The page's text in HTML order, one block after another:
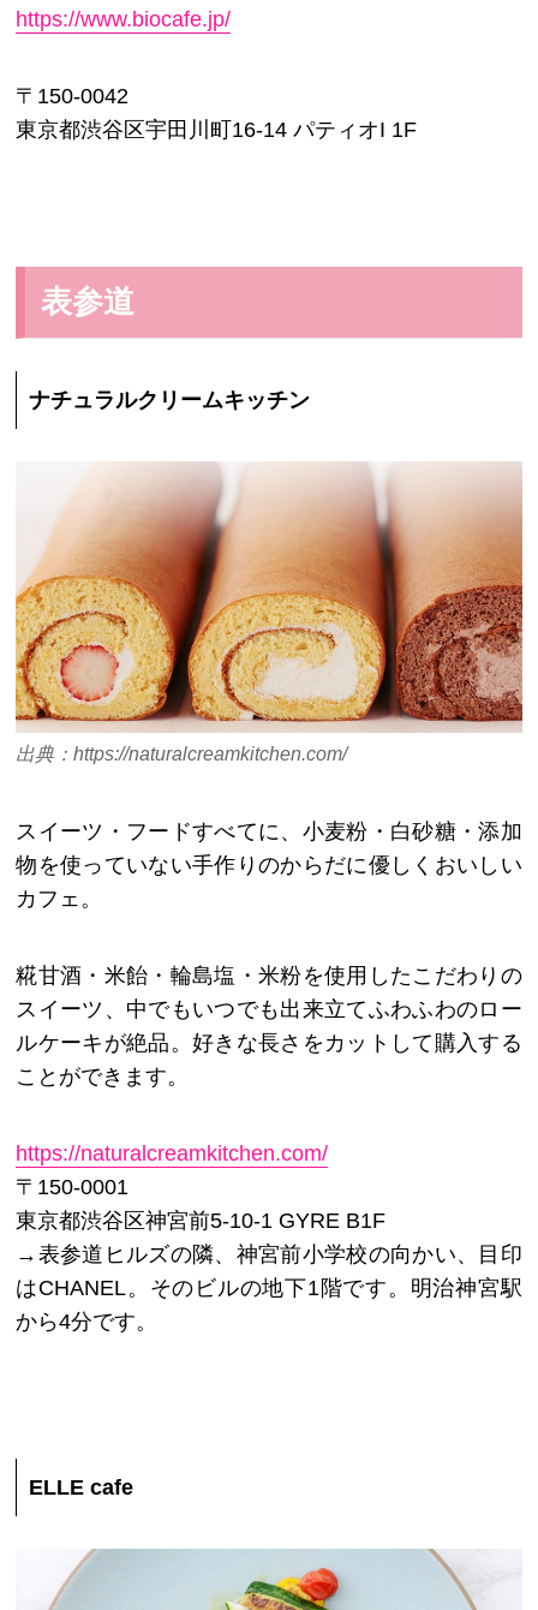
https://www.biocafe.jp/
〒150-0042
東京都渋谷区宇田川町16-14 パティオI 1F
表参道
ナチュラルクリームキッチン
出典：https://naturalcreamkitchen.com/
スイーツ・フードすべてに、小麦粉・白砂糖・添加
物を使っていない手作りのからだに優しくおいしい
カフェ。
糀甘酒・米飴・輪島塩・米粉を使用したこだわりの
スイーツ、中でもいつでも出来立てふわふわのロー
ルケーキが絶品。好きな長さをカットして購入する
ことができます。
https://naturalcreamkitchen.com/
〒150-0001
東京都渋谷区神宮前5-10-1 GYRE B1F
→表参道ヒルズの隣、神宮前小学校の向かい、目印
はCHANEL。そのビルの地下1階です。明治神宮駅
から4分です。
ELLE cafe